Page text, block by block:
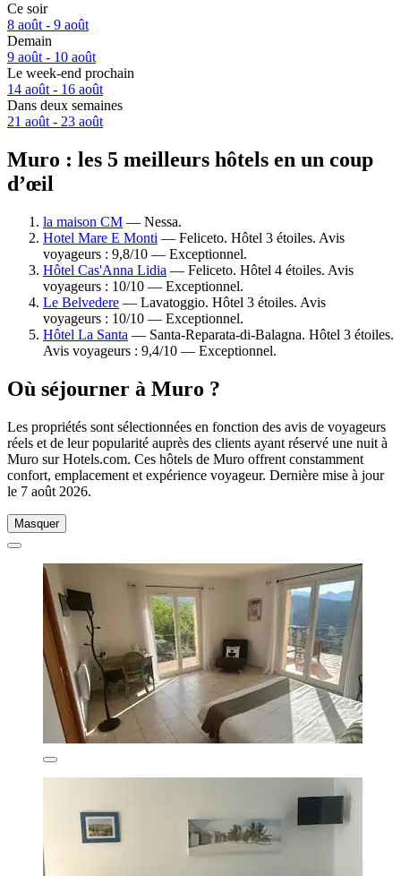
Ce soir
8 août - 9 août
Demain
9 août - 10 août
Le week-end prochain
14 août - 16 août
Dans deux semaines
21 août - 23 août
Muro : les 5 meilleurs hôtels en un coup
d’œil
la maison CM — Nessa.
Hotel Mare E Monti — Feliceto. Hôtel 3 étoiles. Avis
voyageurs : 9,8/10 — Exceptionnel.
Hôtel Cas'Anna Lidia — Feliceto. Hôtel 4 étoiles. Avis
voyageurs : 10/10 — Exceptionnel.
Le Belvedere — Lavatoggio. Hôtel 3 étoiles. Avis
voyageurs : 10/10 — Exceptionnel.
Hôtel La Santa — Santa-Reparata-di-Balagna. Hôtel 3 étoiles.
Avis voyageurs : 9,4/10 — Exceptionnel.
Où séjourner à Muro ?
Les propriétés sont sélectionnées en fonction des avis de voyageurs
réels et de leur popularité auprès des clients ayant réservé une nuit à
Muro sur Hotels.com. Ces hôtels de Muro offrent constamment
confort, emplacement et expérience voyageur. Dernière mise à jour
le 7 août 2026.
Masquer